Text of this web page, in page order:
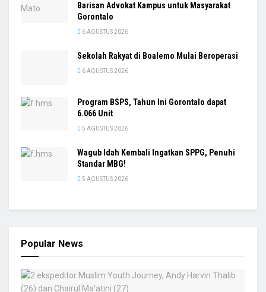
Barisan Advokat Kampus untuk Masyarakat
Gorontalo
6 AGUSTUS 2026
Sekolah Rakyat di Boalemo Mulai Beroperasi
6 AGUSTUS 2026
Program BSPS, Tahun Ini Gorontalo dapat
6.066 Unit
5 AGUSTUS 2026
Wagub Idah Kembali Ingatkan SPPG, Penuhi
Standar MBG!
5 AGUSTUS 2026
Popular News